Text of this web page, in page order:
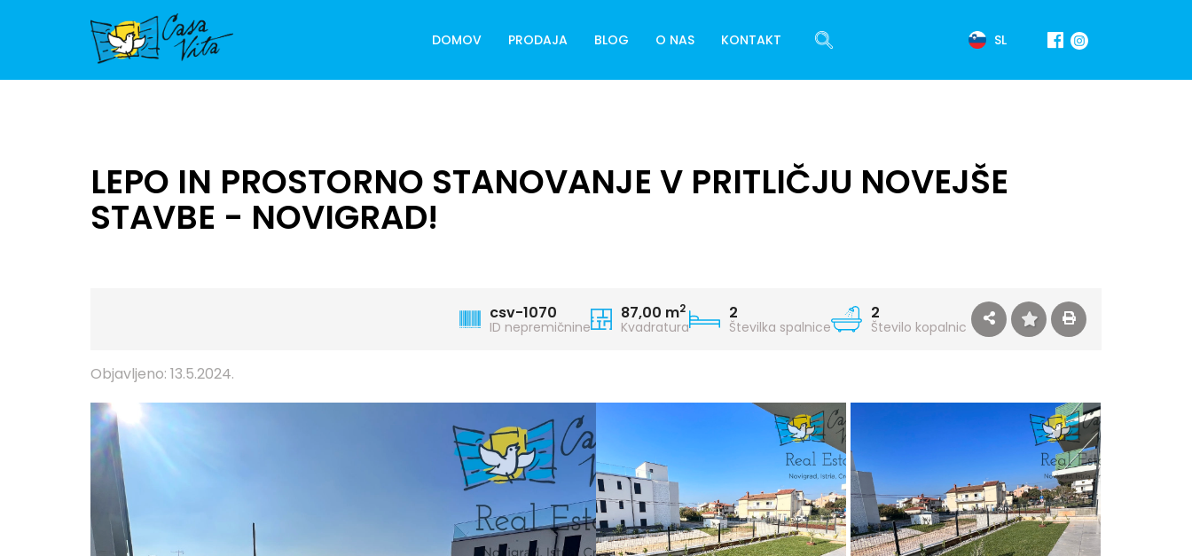
DOMOV PRODAJA BLOG O NAS KONTAKT SL
LEPO IN PROSTORNO STANOVANJE V PRITLIČJU NOVEJŠE
STAVBE - NOVIGRAD!
csv-1070
ID nepremičnine
87,00 m2
Kvadratura
2
Številka spalnice
2
Število kopalnic
Objavljeno: 13.5.2024.